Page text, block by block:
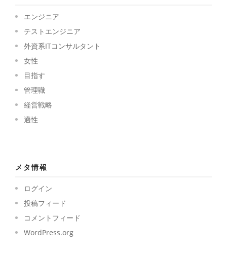
エンジニア
テストエンジニア
外資系ITコンサルタント
女性
目指す
管理職
経営戦略
適性
メタ情報
ログイン
投稿フィード
コメントフィード
WordPress.org